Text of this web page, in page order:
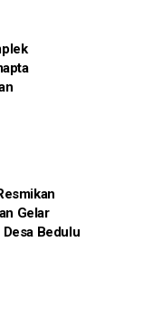
Gelar
Bedulu